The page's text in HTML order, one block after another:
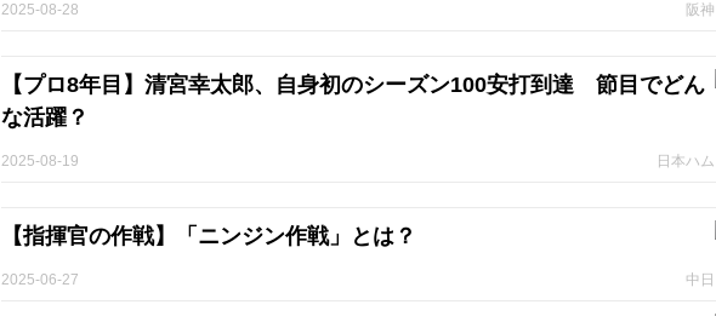
阪神
2025-08-28
【プロ8年目】清宮幸太郎、自身初のシーズン100安打到達 節目でどん
な活躍？
日本ハム
2025-08-19
【指揮官の作戦】「ニンジン作戦」とは？
中日
2025-06-27